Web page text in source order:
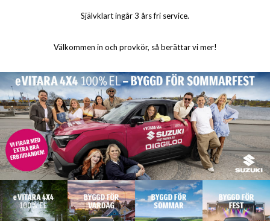
Självklart ingår 3 års fri service.
Välkommen in och provkör, så berättar vi mer!